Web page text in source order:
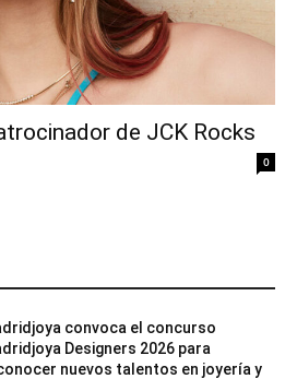
de JCK Rocks
0
convoca el concurso
Designers 2026 para
nuevos talentos en joyería y